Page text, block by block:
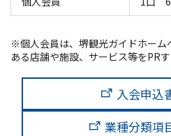
協会会員募集
フォトライブラリ
※個人会員は、堺観光ガイドホーム
ある店舗や施設、サービス等をPR
入会申込
業種分類項